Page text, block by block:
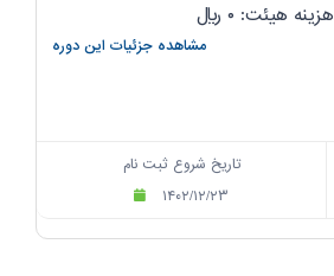
هزینه هیئت: ۰
ریال
مشاهده جزئیات این دوره
تاریخ شروع ثبت نام
۱۴۰۲/۱۲/۲۳